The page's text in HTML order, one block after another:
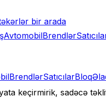
bir arada
AvtomobilBrendlər
BrendlərSatıcılarBloq
keçirmirik, sadəcə